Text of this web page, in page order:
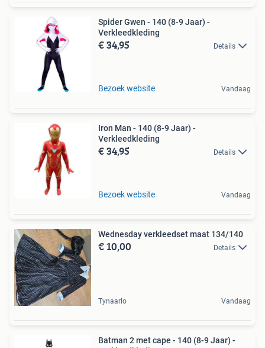
Spider Gwen - 140 (8-9 Jaar) -
Verkleedkleding
€ 34,95 Details
Bezoek website Vandaag
Iron Man - 140 (8-9 Jaar) -
Verkleedkleding
€ 34,95 Details
Bezoek website Vandaag
Wednesday verkleedset maat 134/140
€ 10,00 Details
Tynaarlo Vandaag
Batman 2 met cape - 140 (8-9 Jaar) -